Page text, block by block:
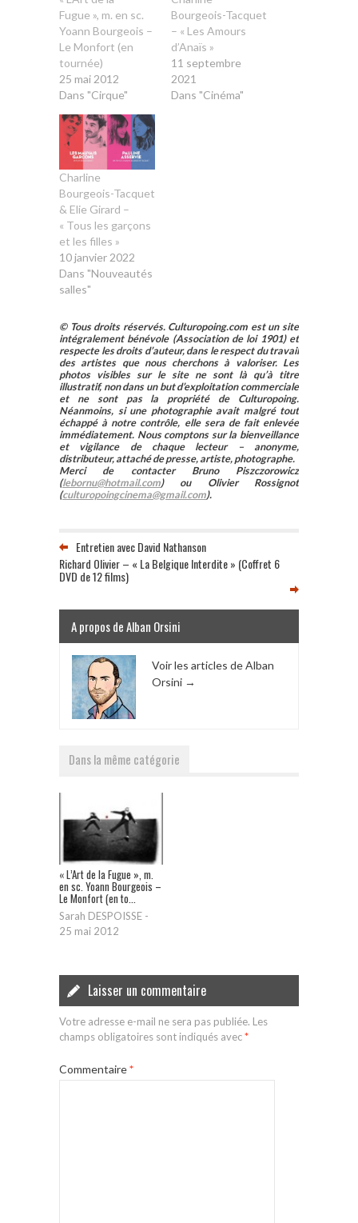
Fugue », m. en sc.
Yoann Bourgeois –
Le Monfort (en
tournée)
25 mai 2012
Dans "Cirque"
Bourgeois-Tacquet
– « Les Amours
d’Anaïs »
11 septembre
2021
Dans "Cinéma"
Charline
Bourgeois-Tacquet
& Elie Girard –
« Tous les garçons
et les filles »
10 janvier 2022
Dans "Nouveautés
salles"
© Tous droits réservés. Culturopoing.com est un site
intégralement bénévole (Association de loi 1901) et
respecte les droits d’auteur, dans le respect du travail
des artistes que nous cherchons à valoriser. Les
photos visibles sur le site ne sont là qu’à titre
illustratif, non dans un but d’exploitation commerciale
et ne sont pas la propriété de Culturopoing.
Néanmoins, si une photographie avait malgré tout
échappé à notre contrôle, elle sera de fait enlevée
immédiatement. Nous comptons sur la bienveillance
et vigilance de chaque lecteur – anonyme,
distributeur, attaché de presse, artiste, photographe.
Merci de contacter Bruno Piszczorowicz
(lebornu@hotmail.com) ou Olivier Rossignot
(culturopoingcinema@gmail.com).
Entretien avec David Nathanson
Richard Olivier – « La Belgique Interdite » (Coffret 6
DVD de 12 films)
A propos de Alban Orsini
Voir les articles de Alban
Orsini →
Dans la même catégorie
« L’Art de la Fugue », m.
en sc. Yoann Bourgeois –
Le Monfort (en to...
Sarah DESPOISSE -
25 mai 2012
Laisser un commentaire
Votre adresse e-mail ne sera pas publiée. Les
champs obligatoires sont indiqués avec*
Commentaire*